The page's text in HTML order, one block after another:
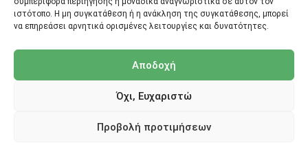
ιστότοπο. Η μη συγκατάθεση ή η ανάκληση της συγκατάθεσης, μπορεί
να επηρεάσει αρνητικά ορισμένες λειτουργίες και δυνατότητες.
Αποδοχή
Όχι, Ευχαριστώ
Προβολή προτιμήσεων
Άγιος Δημήτριος T.K.17236
Αττική
Copyright ©2026 Vitaminesmou.gr